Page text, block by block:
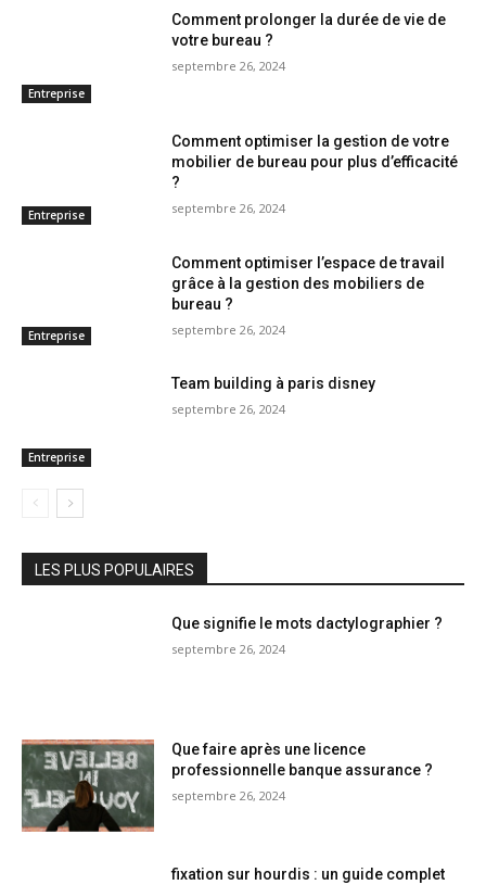
Entreprise
Comment prolonger la durée de vie de
votre bureau ?
septembre 26, 2024
Entreprise
Comment optimiser la gestion de votre
mobilier de bureau pour plus d’efficacité
?
septembre 26, 2024
Entreprise
Comment optimiser l’espace de travail
grâce à la gestion des mobiliers de
bureau ?
septembre 26, 2024
Entreprise
Team building à paris disney
septembre 26, 2024
LES PLUS POPULAIRES
Que signifie le mots dactylographier ?
septembre 26, 2024
Que faire après une licence
professionnelle banque assurance ?
septembre 26, 2024
fixation sur hourdis : un guide complet